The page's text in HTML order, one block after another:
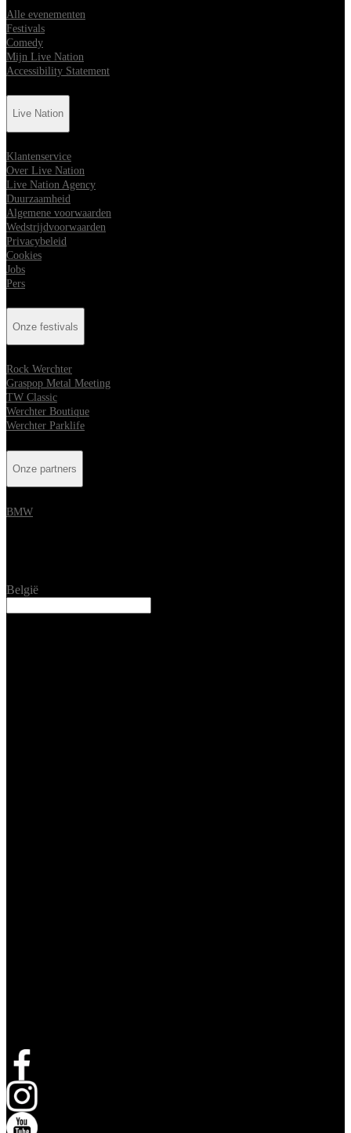
Alle evenementen
Festivals
Comedy
Mijn Live Nation
Accessibility Statement
Live Nation
Klantenservice
Over Live Nation
Live Nation Agency
Duurzaamheid
Algemene voorwaarden
Wedstrijdvoorwaarden
Privacybeleid
Cookies
Jobs
Pers
Onze festivals
Rock Werchter
Graspop Metal Meeting
TW Classic
Werchter Boutique
Werchter Parklife
Onze partners
BMW
België
opent in een nieuw tabblad
opent in een nieuw tabblad
opent in een nieuw tabblad